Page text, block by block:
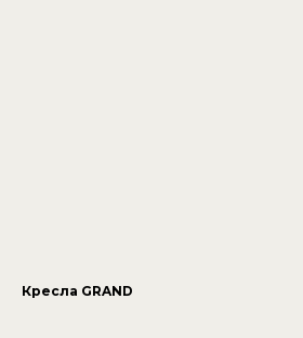
Кресла GRAND